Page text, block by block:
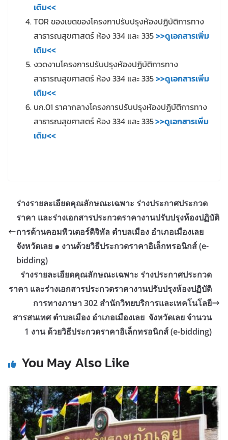
เติม<<
TOR ของเขตของโครงกาปรับปรุงห้องปฏิบัติการทาง
สาธารณสุขศาสตร์ ห้อง 334 และ 335>>ดูเอกสารเพิ่ม
เติม<<
งวดงานโครงการปรับปรุงห้องปฏิบัติการทาง
สาธารณสุขศาสตร์ ห้อง 334 และ 335>>ดูเอกสารเพิ่ม
เติม<<
บก.01 ราคากลางโครงการปรับปรุงห้องปฏิบัติการทาง
สาธารณสุขศาสตร์ ห้อง 334 และ 335>>ดูเอกสารเพิ่ม
เติม<<
ร่างรายละเอียดคุณลักษณะเฉพาะ ร่างประกาศประกวด
ราคา และร่างเอกสารประกวดราคางานปรับปรุงห้องปฏิบัติ
การด้านคอมพิวเตอร์ดิจิทัล ตำบลเมือง อำเภอเมืองเลย
จังหวัดเลย ๑ งานด้วยวิธีประกวดราคาอิเล็กทรอนิกส์ (e-
bidding)
ร่างรายละเอียดคุณลักษณะเฉพาะ ร่างประกาศประกวด
ราคา และร่างเอกสารประกวดราคางานปรับปรุงห้องปฏิบัติ
การทางภาษา 302 สำนักวิทยบริการและเทคโนโลยี
สารสนเทศ ตำบลเมือง อำเภอเมืองเลย จังหวัดเลย จำนวน
1 งาน ด้วยวิธีประกวดราคาอิเล็กทรอนิกส์ (e-bidding)
You May Also Like